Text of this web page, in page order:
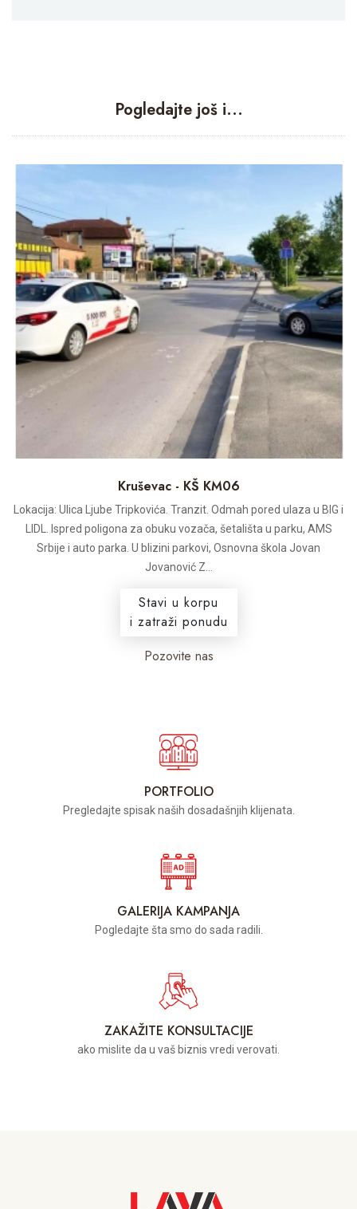
Pogledajte još i...
Kruševac - KŠ KM06
Lokacija: Ulica Ljube Tripkovića. Tranzit. Odmah pored ulaza u BIG i
LIDL. Ispred poligona za obuku vozača, šetališta u parku, AMS
Srbije i auto parka. U blizini parkovi, Osnovna škola Jovan
Jovanović Z...
Stavi u korpu
i zatraži ponudu
Pozovite nas
PORTFOLIO
Pregledajte spisak naših dosadašnjih klijenata.
GALERIJA KAMPANJA
Pogledajte šta smo do sada radili.
ZAKAŽITE KONSULTACIJE
ako mislite da u vaš biznis vredi verovati.